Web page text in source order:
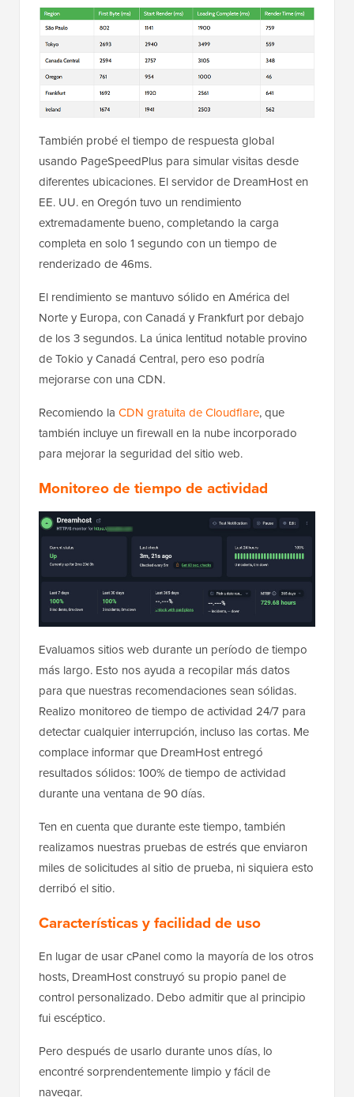
También probé el tiempo de respuesta global
usando PageSpeedPlus para simular visitas desde
diferentes ubicaciones. El servidor de DreamHost en
EE. UU. en Oregón tuvo un rendimiento
extremadamente bueno, completando la carga
completa en solo 1 segundo con un tiempo de
renderizado de 46ms.
El rendimiento se mantuvo sólido en América del
Norte y Europa, con Canadá y Frankfurt por debajo
de los 3 segundos. La única lentitud notable provino
de Tokio y Canadá Central, pero eso podría
mejorarse con una CDN.
Recomiendo la CDN gratuita de Cloudflare, que
también incluye un firewall en la nube incorporado
para mejorar la seguridad del sitio web.
Monitoreo de tiempo de actividad
Evaluamos sitios web durante un período de tiempo
más largo. Esto nos ayuda a recopilar más datos
para que nuestras recomendaciones sean sólidas.
Realizo monitoreo de tiempo de actividad 24/7 para
detectar cualquier interrupción, incluso las cortas. Me
complace informar que DreamHost entregó
resultados sólidos: 100% de tiempo de actividad
durante una ventana de 90 días.
Ten en cuenta que durante este tiempo, también
realizamos nuestras pruebas de estrés que enviaron
miles de solicitudes al sitio de prueba, ni siquiera esto
derribó el sitio.
Características y facilidad de uso
En lugar de usar cPanel como la mayoría de los otros
hosts, DreamHost construyó su propio panel de
control personalizado. Debo admitir que al principio
fui escéptico.
Pero después de usarlo durante unos días, lo
encontré sorprendentemente limpio y fácil de
navegar.